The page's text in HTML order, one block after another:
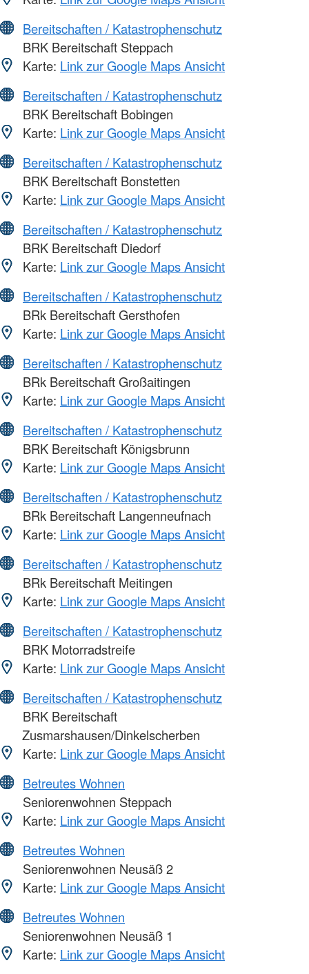
Bereitschaften / Katastrophenschutz
BRK Bereitschaft Steppach
Karte: Link zur Google Maps Ansicht
Bereitschaften / Katastrophenschutz
BRK Bereitschaft Bobingen
Karte: Link zur Google Maps Ansicht
Bereitschaften / Katastrophenschutz
BRK Bereitschaft Bonstetten
Karte: Link zur Google Maps Ansicht
Bereitschaften / Katastrophenschutz
BRK Bereitschaft Diedorf
Karte: Link zur Google Maps Ansicht
Bereitschaften / Katastrophenschutz
BRk Bereitschaft Gersthofen
Karte: Link zur Google Maps Ansicht
Bereitschaften / Katastrophenschutz
BRk Bereitschaft Großaitingen
Karte: Link zur Google Maps Ansicht
Bereitschaften / Katastrophenschutz
BRK Bereitschaft Königsbrunn
Karte: Link zur Google Maps Ansicht
Bereitschaften / Katastrophenschutz
BRk Bereitschaft Langenneufnach
Karte: Link zur Google Maps Ansicht
Bereitschaften / Katastrophenschutz
BRk Bereitschaft Meitingen
Karte: Link zur Google Maps Ansicht
Bereitschaften / Katastrophenschutz
BRK Motorradstreife
Karte: Link zur Google Maps Ansicht
Bereitschaften / Katastrophenschutz
BRK Bereitschaft
Zusmarshausen/Dinkelscherben
Karte: Link zur Google Maps Ansicht
Betreutes Wohnen
Seniorenwohnen Steppach
Karte: Link zur Google Maps Ansicht
Betreutes Wohnen
Seniorenwohnen Neusäß 2
Karte: Link zur Google Maps Ansicht
Betreutes Wohnen
Seniorenwohnen Neusäß 1
Karte: Link zur Google Maps Ansicht